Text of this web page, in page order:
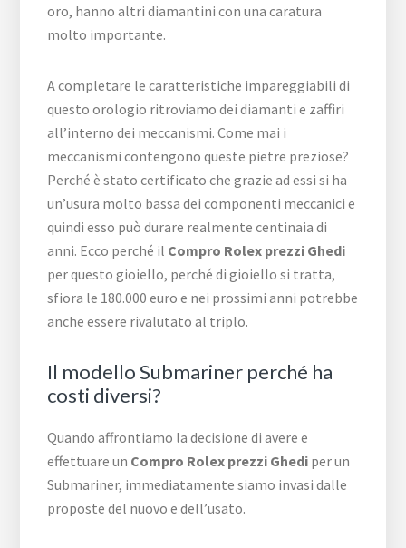
oro, hanno altri diamantini con una caratura
molto importante.
A completare le caratteristiche impareggiabili di
questo orologio ritroviamo dei diamanti e zaffiri
all’interno dei meccanismi. Come mai i
meccanismi contengono queste pietre preziose?
Perché è stato certificato che grazie ad essi si ha
un’usura molto bassa dei componenti meccanici e
quindi esso può durare realmente centinaia di
anni. Ecco perché il Compro Rolex prezzi Ghedi
per questo gioiello, perché di gioiello si tratta,
sfiora le 180.000 euro e nei prossimi anni potrebbe
anche essere rivalutato al triplo.
Il modello Submariner perché ha
costi diversi?
Quando affrontiamo la decisione di avere e
effettuare un Compro Rolex prezzi Ghedi per un
Submariner, immediatamente siamo invasi dalle
proposte del nuovo e dell’usato.